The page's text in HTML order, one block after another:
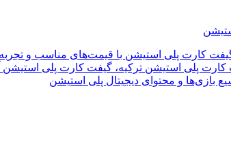
کارت پلی استیشن ترکیه، گیفت کارت پلی استیشن
بازی‌ها و محتوای دیجیتال پلی استیشن